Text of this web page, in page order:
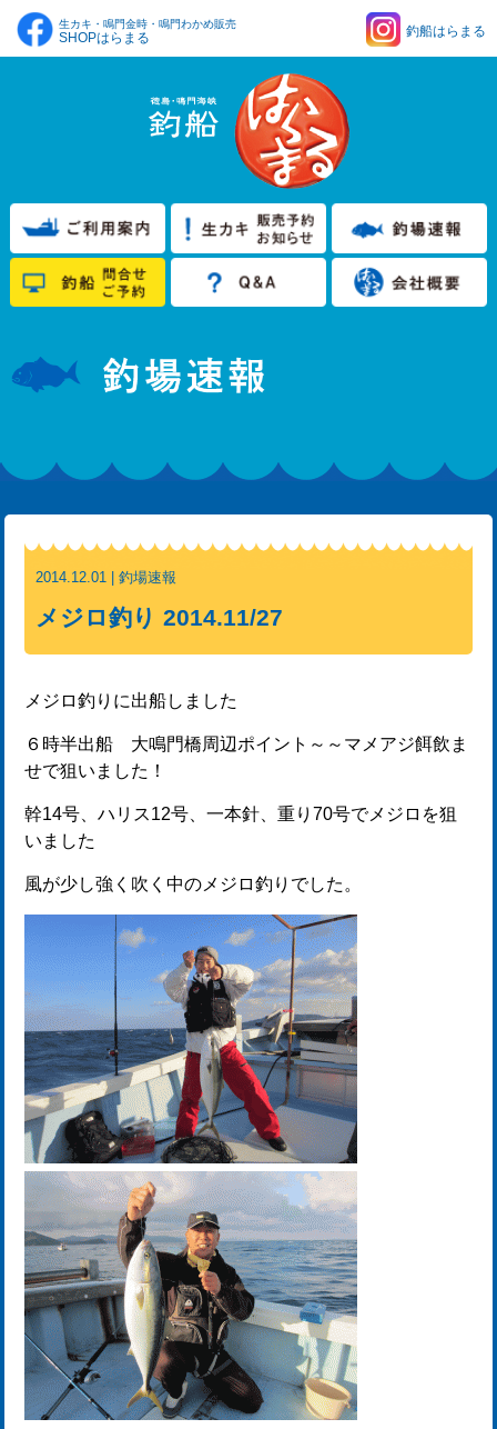
生カキ・鳴門金時・鳴門わかめ販売
SHOPはらまる 釣船はらまる
2014.12.01 | 釣場速報
メジロ釣り 2014.11/27
メジロ釣りに出船しました
６時半出船 大鳴門橋周辺ポイント～～マメアジ餌飲ま
せで狙いました！
幹14号、ハリス12号、一本針、重り70号でメジロを狙
いました
風が少し強く吹く中のメジロ釣りでした。